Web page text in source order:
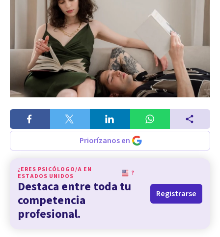
Priorízanos en
¿ERES PSICÓLOGO/A EN
ESTADOS UNIDOS
?
Destaca entre toda tu
competencia
profesional.
Registrarse